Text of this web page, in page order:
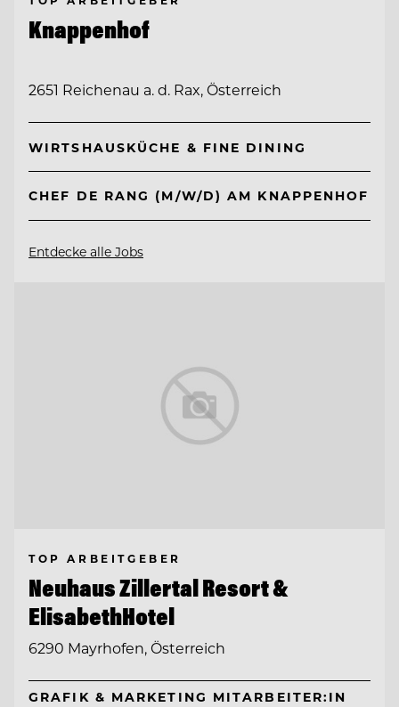
Knappenhof
2651 Reichenau a. d. Rax, Österreich
WIRTSHAUSKÜCHE & FINE DINING
CHEF DE RANG (M/W/D) AM KNAPPENHOF
Entdecke alle Jobs
TOP ARBEITGEBER
Neuhaus Zillertal Resort &
ElisabethHotel
6290 Mayrhofen, Österreich
GRAFIK & MARKETING MITARBEITER:IN